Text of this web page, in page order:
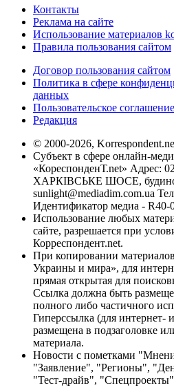
Контакты
Реклама на сайте
Использование материалов
Правила пользования сайтом
Договор пользования сайтом
Политика в сфере
данных
Пользовательское соглашение
Редакция
© 2000-2026,
Субъект в сфере онлайн-
«КореспонденТ.net» Адрес:
ХАРКІВСЬКЕ ШОСЕ,
sunlight@mediadim.com.ua
Идентификатор медиа - R40-
Использование любых
сайте, разрешается при
Корреспондент.net.
При копировании
Украины и мира», для
прямая открытая для
Ссылка должна быть
полного либо частичного
Гиперссылка (для интернет-
размещена в подзаголовке
материала.
Новости с пометками
"Заявление", "Регионы",
"Тест-драйв",